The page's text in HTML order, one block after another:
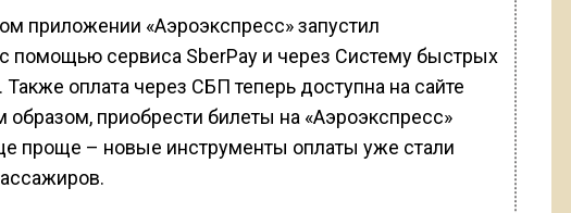
приложении «Аэроэкспресс» запустил
с помощью сервиса SberPay и через Систему быстрых
оплата через СБП теперь доступна на сайте
образом, приобрести билеты на «Аэроэкспресс»
проще – новые инструменты оплаты уже стали